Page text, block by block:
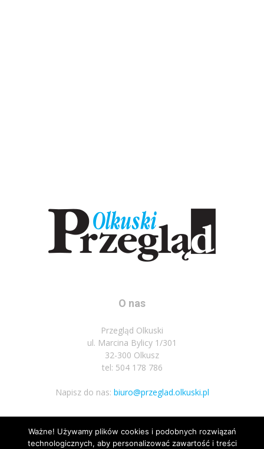
O nas
Przegląd Olkuski
ul. Marcina Bylicy 1/301
32-300 Olkusz
tel: 504 178 786
Napisz do nas: biuro@przeglad.olkuski.pl
Podążaj za nami
Ważne! Używamy plików cookies i podobnych rozwiązań
technologicznych, aby personalizować zawartość i treści